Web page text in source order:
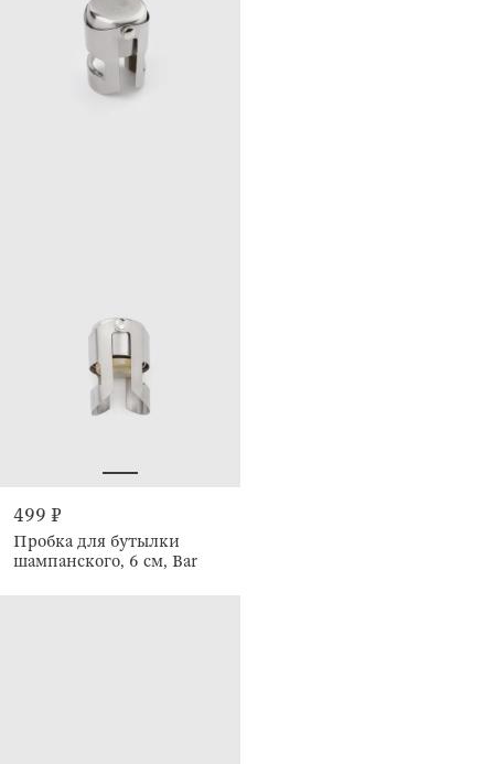
499 ₽
Пробка для бутылки
шампанского, 6 см, Bar